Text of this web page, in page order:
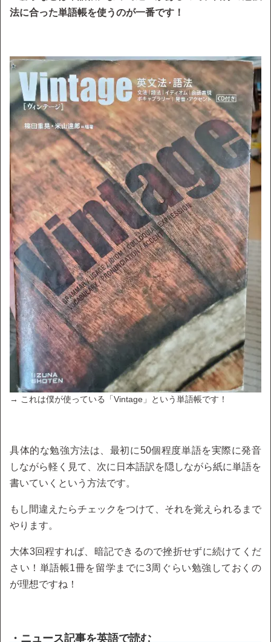
法に合った単語帳を使うのが一番です！
→ これは僕が使っている「Vintage」という単語帳です！
具体的な勉強方法は、最初に50個程度単語を実際に発音
しながら軽く見て、次に日本語訳を隠しながら紙に単語を
書いていくという方法です。
もし間違えたらチェックをつけて、それを覚えられるまで
やります。
大体3回程すれば、暗記できるので挫折せずに続けてくだ
さい！単語帳1冊を留学までに3周ぐらい勉強しておくの
が理想ですね！
・ニュース記事を英語で読む